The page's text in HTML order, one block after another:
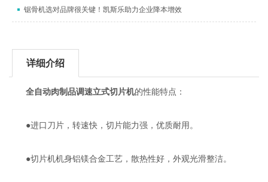
锯骨机选对品牌很关键！凯斯乐助力企业降本增效
详细介绍
全自动肉制品调速立式切片机的性能特点：
●进口刀片，转速快，切片能力强，优质耐用。
●切片机机身铝镁合金工艺，散热性好，外观光滑整洁。